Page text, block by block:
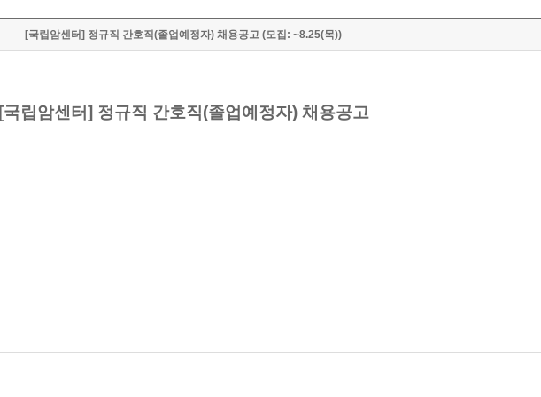
[국립암센터] 정규직 간호직(졸업예정자) 채용공고 (모집: ~8.25(목))
[국립암센터] 정규직 간호직(졸업예정자) 채용공고